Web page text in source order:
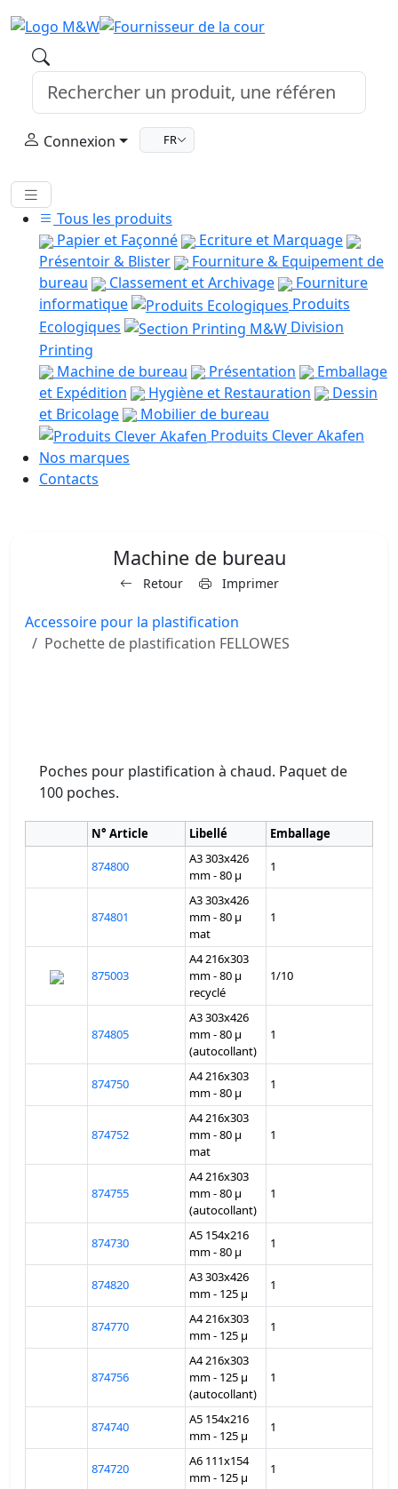
Connexion FR
Tous les produits
Papier et Façonné
Ecriture et Marquage
Présentoir & Blister
Fourniture & Equipement de
bureau
Classement et Archivage
Fourniture
informatique
Produits
Ecologiques
Division
Printing
Machine de bureau
Présentation
Emballage
et Expédition
Hygiène et Restauration
Dessin
et Bricolage
Mobilier de bureau
Produits Clever Akafen
Nos marques
Contacts
Machine de bureau
Retour Imprimer
Accessoire pour la plastification
Pochette de plastification FELLOWES
Poches pour plastification à chaud. Paquet de
100 poches.
N° Article Libellé Emballage
874800
A3 303x426
mm - 80 µ
1
874801
A3 303x426
mm - 80 µ
mat
1
875003
A4 216x303
mm - 80 µ
recyclé
1/10
874805
A3 303x426
mm - 80 µ
(autocollant)
1
874750
A4 216x303
mm - 80 µ
1
874752
A4 216x303
mm - 80 µ
mat
1
874755
A4 216x303
mm - 80 µ
(autocollant)
1
874730
A5 154x216
mm - 80 µ
1
874820
A3 303x426
mm - 125 µ
1
874770
A4 216x303
mm - 125 µ
1
874756
A4 216x303
mm - 125 µ
(autocollant)
1
874740
A5 154x216
mm - 125 µ
1
874720
A6 111x154
mm - 125 µ
1